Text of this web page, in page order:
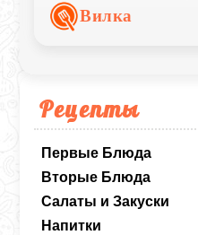
Рецепты
Первые Блюда
Вторые Блюда
Салаты и Закуски
Напитки
и домашней выпечке.
Вилка